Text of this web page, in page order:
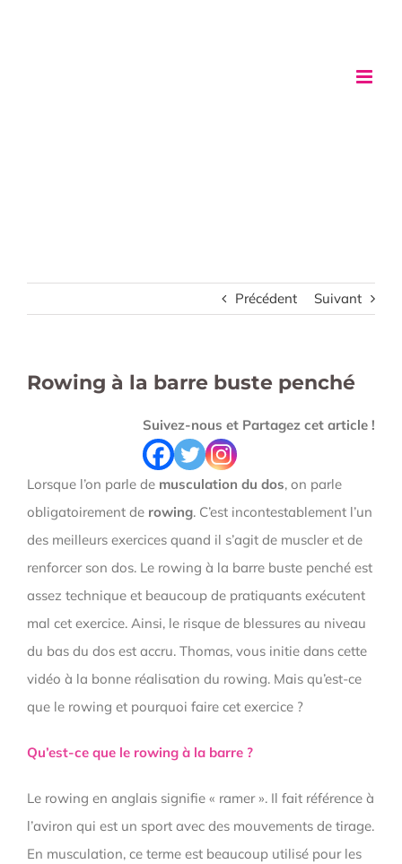
Précédent Suivant
Rowing à la barre buste penché
Suivez-nous et Partagez cet article !
Lorsque l’on parle de musculation du dos, on parle
obligatoirement de rowing. C’est incontestablement l’un
des meilleurs exercices quand il s’agit de muscler et de
renforcer son dos. Le rowing à la barre buste penché est
assez technique et beaucoup de pratiquants exécutent
mal cet exercice. Ainsi, le risque de blessures au niveau
du bas du dos est accru. Thomas, vous initie dans cette
vidéo à la bonne réalisation du rowing. Mais qu’est-ce
que le rowing et pourquoi faire cet exercice ?
Qu’est-ce que le rowing à la barre ?
Le rowing en anglais signifie « ramer ». Il fait référence à
l’aviron qui est un sport avec des mouvements de tirage.
En musculation, ce terme est beaucoup utilisé pour les